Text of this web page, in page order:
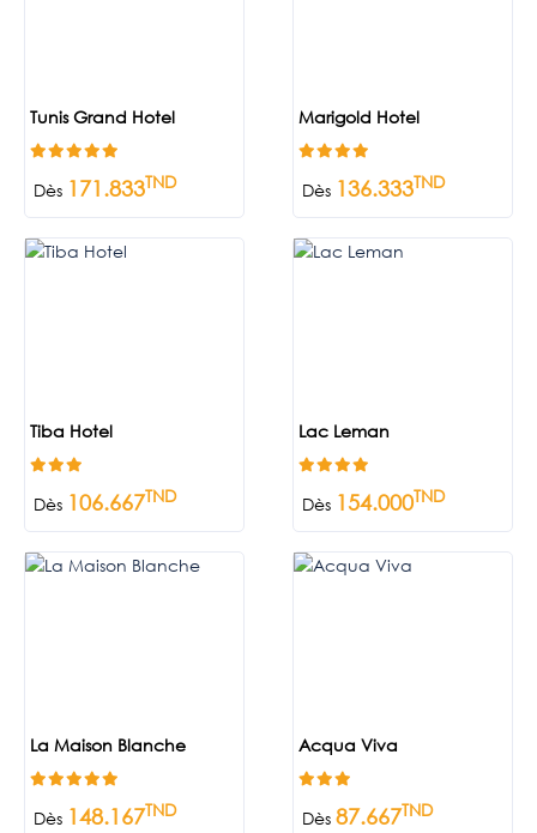
Tunis Grand Hotel
Dès 171.833TND
Marigold Hotel
Dès 136.333TND
Tiba Hotel
Dès 106.667TND
Lac Leman
Dès 154.000TND
La Maison Blanche
Dès 148.167TND
Acqua Viva
Dès87.667TND